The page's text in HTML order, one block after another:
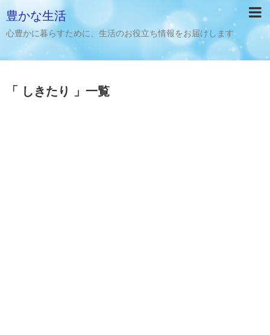
豊かな生活
心豊かに暮らすために、生活のお役立ち情報をお届けします
「 しきたり 」一覧